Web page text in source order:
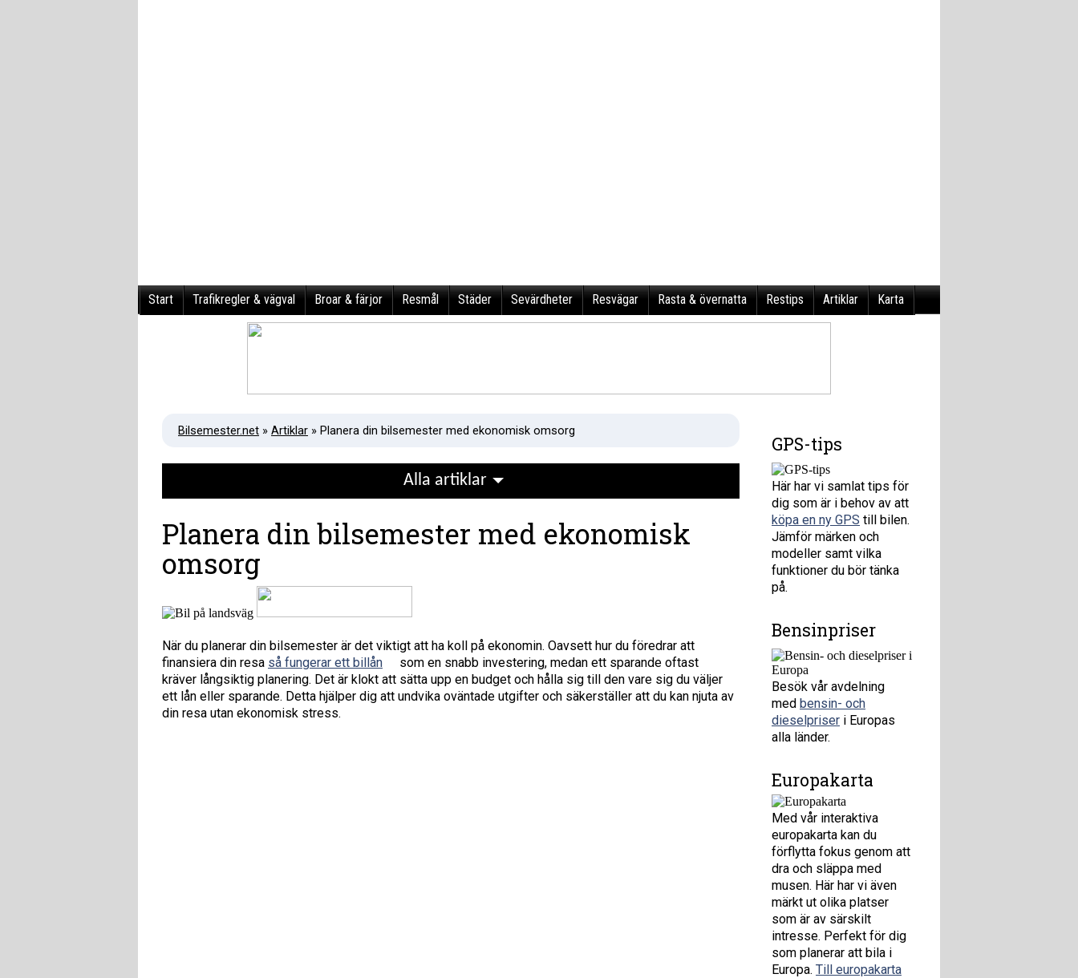
Start Trafikregler & vägval Broar & färjor Resmål Städer Sevärdheter Resvägar Rasta & övernatta Restips Artiklar Karta
Bilsemester.net » Artiklar » Planera din bilsemester med ekonomisk omsorg
Alla artiklar
Planera din bilsemester med ekonomisk
omsorg
När du planerar din bilsemester är det viktigt att ha koll på ekonomin. Oavsett hur du föredrar att
finansiera din resa så fungerar ett billån
som en snabb investering, medan ett sparande oftast
kräver långsiktig planering. Det är klokt att sätta upp en budget och hålla sig till den vare sig du väljer
ett lån eller sparande. Detta hjälper dig att undvika oväntade utgifter och säkerställer att du kan njuta av
din resa utan ekonomisk stress.
GPS-tips
Här har vi samlat tips för
dig som är i behov av att
köpa en ny GPS till bilen.
Jämför märken och
modeller samt vilka
funktioner du bör tänka
på.
Bensinpriser
Besök vår avdelning
med bensin- och
dieselpriser i Europas
alla länder.
Europakarta
Med vår interaktiva
europakarta kan du
förflytta fokus genom att
dra och släppa med
musen. Här har vi även
märkt ut olika platser
som är av särskilt
intresse. Perfekt för dig
som planerar att bila i
Europa. Till europakarta